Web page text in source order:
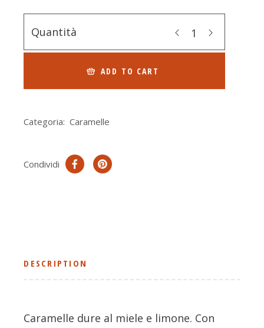
Quantità
ADD TO CART
Categoria: Caramelle
Condividi
DESCRIPTION
Caramelle dure al miele e limone. Con